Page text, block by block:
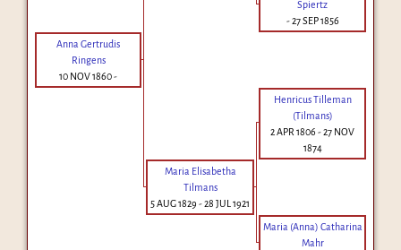
Spiertz
-27 SEP 1856
Anna Gertrudis
Ringens
10 NOV 1860-
Henricus Tilleman
(Tilmans)
2 APR 1806 -27 NOV
1874
Maria Elisabetha
Tilmans
5 AUG 1829 -28 JUL 1921
Maria (Anna) Catharina
Mahr